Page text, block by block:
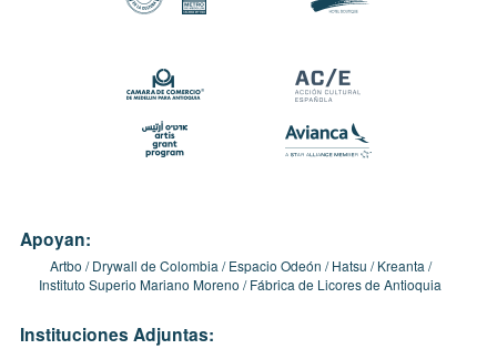
Apoyan:
Artbo Drywall de Colombia Espacio Odeón Hatsu
Kreanta
Instituto Superio Mariano Moreno
Fábrica de Licores de Antioquia
Instituciones Adjuntas: